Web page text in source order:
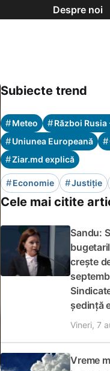
Despre noi
Subiecte trend
#Meteo #Război Rusia
#Uniunea Europeană #
#Ziar.md explică
#Economie #Justiție
Cele mai citite
Sandu:
crește
ședință
Vineri, 7
Vreme